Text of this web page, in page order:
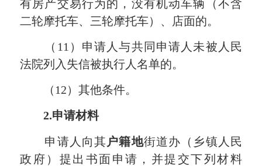
有房产交易行为的，没有机动车辆（不含
二轮摩托车、三轮摩托车）、店面的。
（11）申请人与共同申请人未被人民
法院列入失信被执行人名单的。
（12）其他条件。
2.申请材料
申请人向其 户籍地街道办（乡镇人民
政府）提出书面申请，并提交下列材料